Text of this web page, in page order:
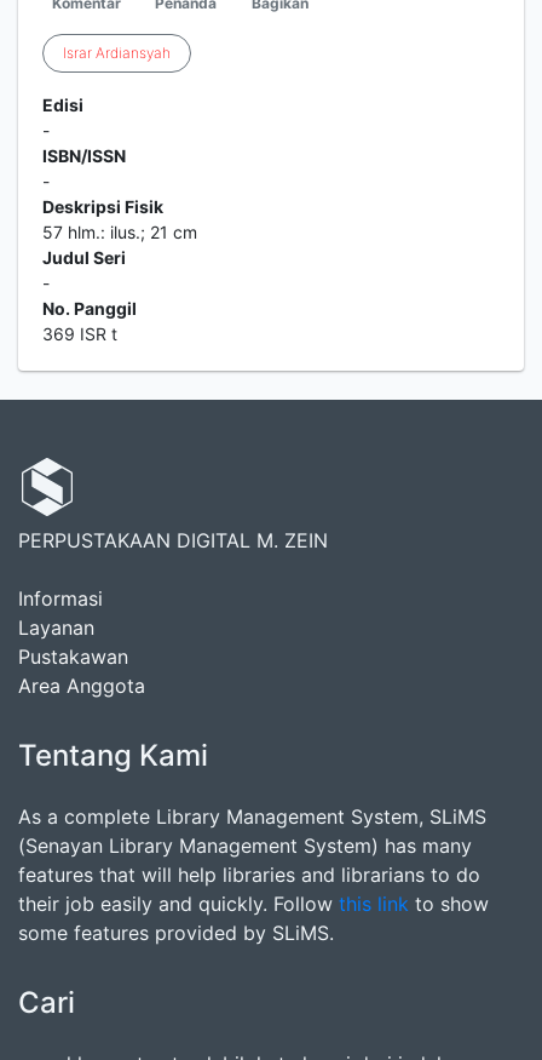
Israr Ardiansyah
Edisi
-
ISBN/ISSN
-
Deskripsi Fisik
57 hlm.: ilus.; 21 cm
Judul Seri
-
No. Panggil
369 ISR t
PERPUSTAKAAN DIGITAL M. ZEIN
Informasi
Layanan
Pustakawan
Area Anggota
Tentang Kami
As a complete Library Management System, SLiMS
(Senayan Library Management System) has many
features that will help libraries and librarians to do
their job easily and quickly. Follow this link to show
some features provided by SLiMS.
Cari